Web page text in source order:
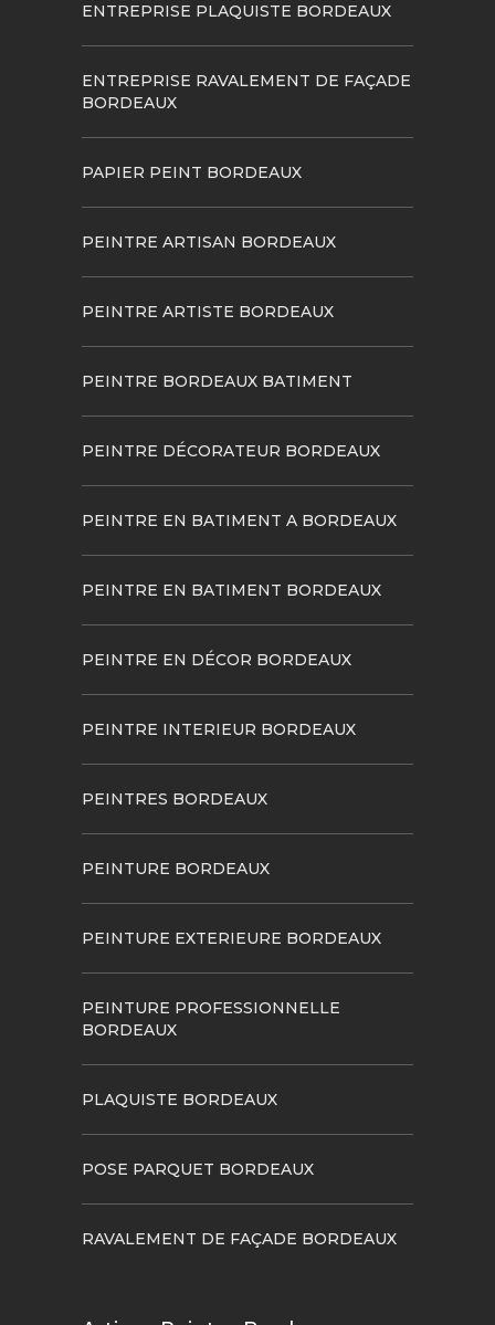
ENTREPRISE PLAQUISTE BORDEAUX
ENTREPRISE RAVALEMENT DE FAÇADE
BORDEAUX
PAPIER PEINT BORDEAUX
PEINTRE ARTISAN BORDEAUX
PEINTRE ARTISTE BORDEAUX
PEINTRE BORDEAUX BATIMENT
PEINTRE DÉCORATEUR BORDEAUX
PEINTRE EN BATIMENT A BORDEAUX
PEINTRE EN BATIMENT BORDEAUX
PEINTRE EN DÉCOR BORDEAUX
PEINTRE INTERIEUR BORDEAUX
PEINTRES BORDEAUX
PEINTURE BORDEAUX
PEINTURE EXTERIEURE BORDEAUX
PEINTURE PROFESSIONNELLE
BORDEAUX
PLAQUISTE BORDEAUX
POSE PARQUET BORDEAUX
RAVALEMENT DE FAÇADE BORDEAUX